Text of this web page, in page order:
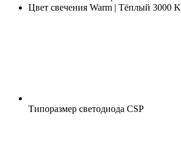
Цвет свечения Warm | Тёплый 3000 K
Типоразмер светодиода CSP